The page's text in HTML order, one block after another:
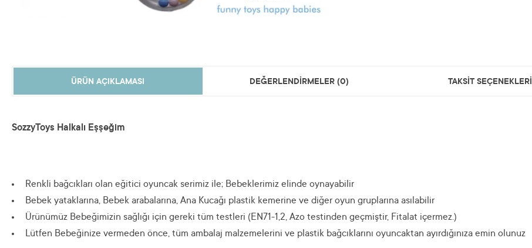
ÜRÜN AÇIKLAMASI DEĞERLENDİRMELER (0) TAKSİT SEÇENEKLERİ
SozzyToys Halkalı Eşşeğim
Renkli bağcıkları olan eğitici oyuncak serimiz ile; Bebeklerimiz elinde oynayabilir
Bebek yataklarına, Bebek arabalarına, Ana Kucağı plastik kemerine ve diğer oyun gruplarına asılabilir
Ürünümüz Bebeğimizin sağlığı için gereki tüm testleri (EN71-1,2, Azo testinden geçmiştir, Fitalat içermez.)
Lütfen Bebeğinize vermeden önce, tüm ambalaj malzemelerini ve plastik bağcıklarını oyuncaktan ayırdığınıza emin olunuz